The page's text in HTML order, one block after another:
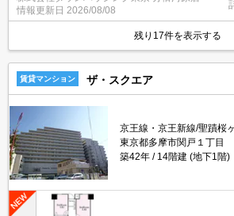
情報更新日 2026/08/08
残り17件を表示する
賃貸マンション ザ・スクエア
京王線・京王新線/聖蹟桜
東京都多摩市関戸１丁目
築42年
14階建 (地下1階)